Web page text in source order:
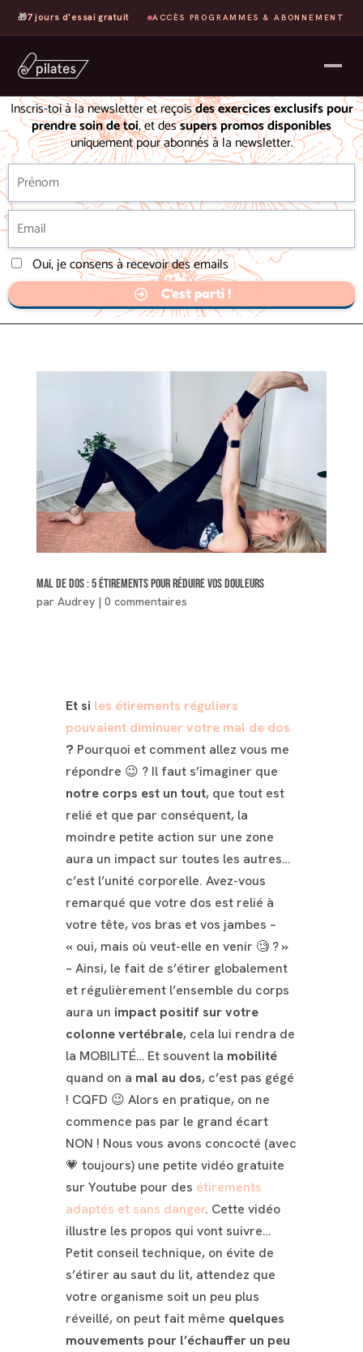
🎁7 jours d'essai gratuit ACCÈS PROGRAMMES & ABONNEMENT
Mal de dos : 5 étirements pour réduire vos douleurs
par Audrey| 0 commentaires
Et si les étirements réguliers
pouvaient diminuer votre mal de dos
? Pourquoi et comment allez vous me
répondre 😉 ? Il faut s’imaginer que
notre corps est un tout, que tout est
relié et que par conséquent, la
moindre petite action sur une zone
aura un impact sur toutes les autres…
c’est l’unité corporelle. Avez-vous
remarqué que votre dos est relié à
votre tête, vos bras et vos jambes –
« oui, mais où veut-elle en venir 🧐 ? »
– Ainsi, le fait de s’étirer globalement
et régulièrement l’ensemble du corps
aura un impact positif sur votre
colonne vertébrale, cela lui rendra de
la MOBILITÉ… Et souvent la mobilité
quand on a mal au dos, c’est pas gégé
! CQFD 😉 Alors en pratique, on ne
commence pas par le grand écart
NON ! Nous vous avons concocté (avec
💗 toujours) une petite vidéo gratuite
sur Youtube pour des étirements
adaptés et sans danger. Cette vidéo
illustre les propos qui vont suivre…
Petit conseil technique, on évite de
s’étirer au saut du lit, attendez que
votre organisme soit un peu plus
réveillé, on peut fait même quelques
mouvements pour l’échauffer un peu